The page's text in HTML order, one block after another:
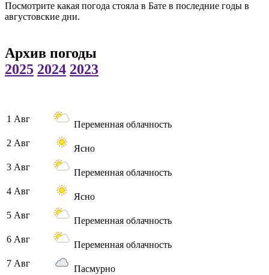
Посмотрите какая погода стояла в Бате в последние годы в
августовские дни.
Архив погоды
2025 2024 2023
1 Авг
Переменная облачность
2 Авг
Ясно
3 Авг
Переменная облачность
4 Авг
Ясно
5 Авг
Переменная облачность
6 Авг
Переменная облачность
7 Авг
Пасмурно